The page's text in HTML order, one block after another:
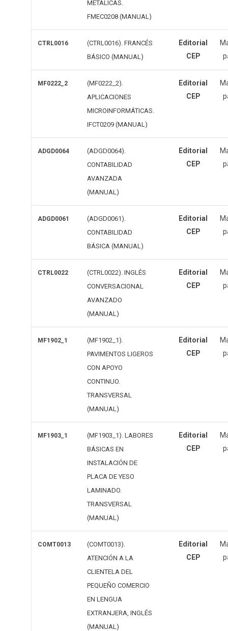
METÁLICAS.
FMEC0208 (MANUAL)
CTRL0016
(CTRL0016). FRANCÉS
BÁSICO (MANUAL)
Editorial
CEP
MF0222_2
(MF0222_2).
APLICACIONES
MICROINFORMÁTICAS.
IFCT0209 (MANUAL)
Editorial
CEP
ADGD0064
(ADGD0064).
CONTABILIDAD
AVANZADA
(MANUAL)
Editorial
CEP
ADGD0061
(ADGD0061).
CONTABILIDAD
BÁSICA (MANUAL)
Editorial
CEP
CTRL0022
(CTRL0022). INGLÉS
CONVERSACIONAL
AVANZADO
(MANUAL)
Editorial
CEP
MF1902_1
(MF1902_1).
PAVIMENTOS LIGEROS
CON APOYO
CONTINUO.
TRANSVERSAL
(MANUAL)
Editorial
CEP
MF1903_1
(MF1903_1). LABORES
BÁSICAS EN
INSTALACIÓN DE
PLACA DE YESO
LAMINADO.
TRANSVERSAL
(MANUAL)
Editorial
CEP
COMT0013
(COMT0013).
ATENCIÓN A LA
CLIENTELA DEL
PEQUEÑO COMERCIO
EN LENGUA
EXTRANJERA, INGLÉS
(MANUAL)
Editorial
CEP